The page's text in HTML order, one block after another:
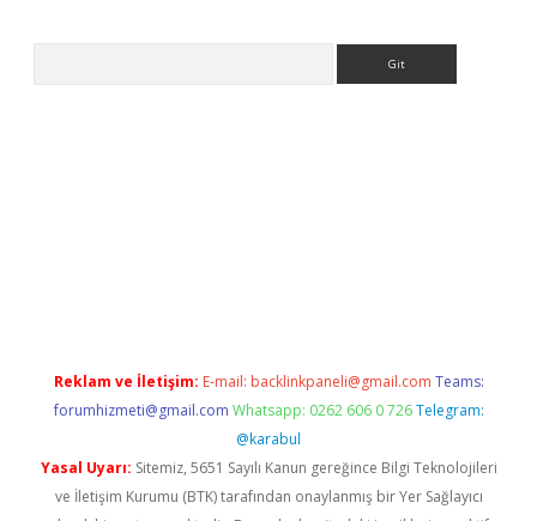
Reklam ve İletişim: E-mail: backlinkpaneli@gmail.com Teams:
forumhizmeti@gmail.com Whatsapp: 0262 606 0 726 Telegram:
@karabul
Yasal Uyarı: Sitemiz, 5651 Sayılı Kanun gereğince Bilgi Teknolojileri
ve İletişim Kurumu (BTK) tarafından onaylanmış bir Yer Sağlayıcı